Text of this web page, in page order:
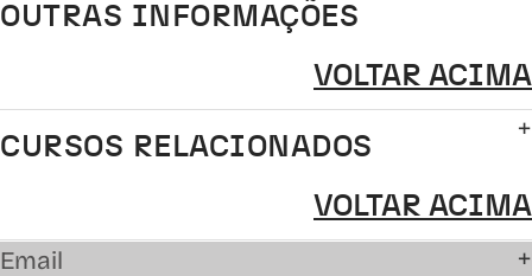
OUTRAS INFORMAÇÕES
VOLTAR ACIMA
CURSOS RELACIONADOS
VOLTAR ACIMA
Email